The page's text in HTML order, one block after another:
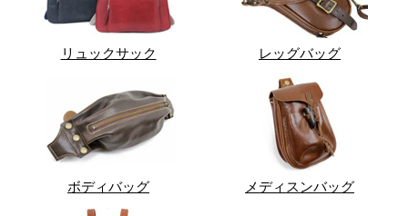
リュックサック レッグバッグ
ボディバッグ メディスンバッグ